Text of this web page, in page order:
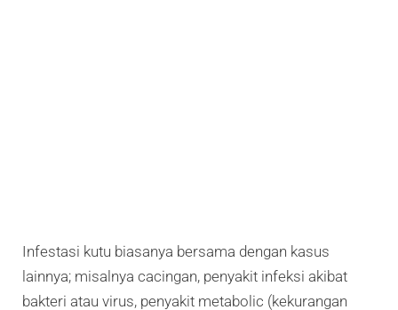
Infestasi kutu biasanya bersama dengan kasus
lainnya; misalnya cacingan, penyakit infeksi akibat
bakteri atau virus, penyakit metabolic (kekurangan